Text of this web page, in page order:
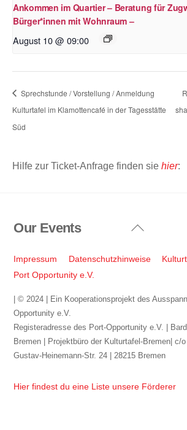
Ankommen im Quartier – Beratung für
Bürger*innen mit Wohnraum –
August 10 @ 09:00
Sprechstunde / Vorstellung / Anmeldung
Kulturtafel im Klamottencafé in der Tagesstätte
Süd
Hilfe zur Ticket-Anfrage finden sie hier:
Back
Top
Our Events
Impressum Datenschutzhinweise
Port Opportunity e.V.
| © 2024 | Ein Kooperationsprojekt des
Opportunity e.V.
Registeradresse des Port-Opportunity e.V. |
Bremen | Projektbüro der Kulturtafel-Bremen| c/
Gustav-Heinemann-Str. 24 | 28215 Bremen
Hier findest du eine Liste unsere Förderer